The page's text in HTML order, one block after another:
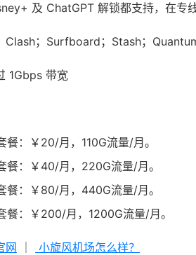
及 ChatGPT 解锁都支持，在专
Clash；Surfboard；Stash；
1Gbps 带宽
餐：￥20/月，110G流量/月。
餐：￥40/月，220G流量/月。
餐：￥80/月，440G流量/月。
餐：￥200/月，1200G流量/月。
网 小旋风机场怎么样？